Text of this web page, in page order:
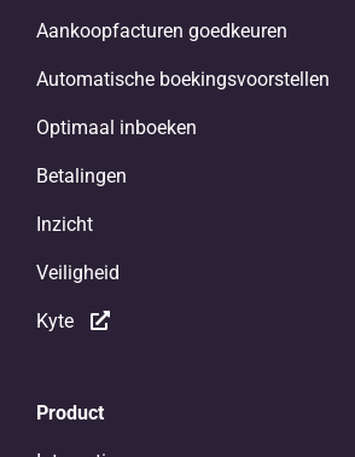
Aankoopfacturen goedkeuren
Automatische boekingsvoorstellen
Optimaal inboeken
Betalingen
Inzicht
Veiligheid
Kyte
Product